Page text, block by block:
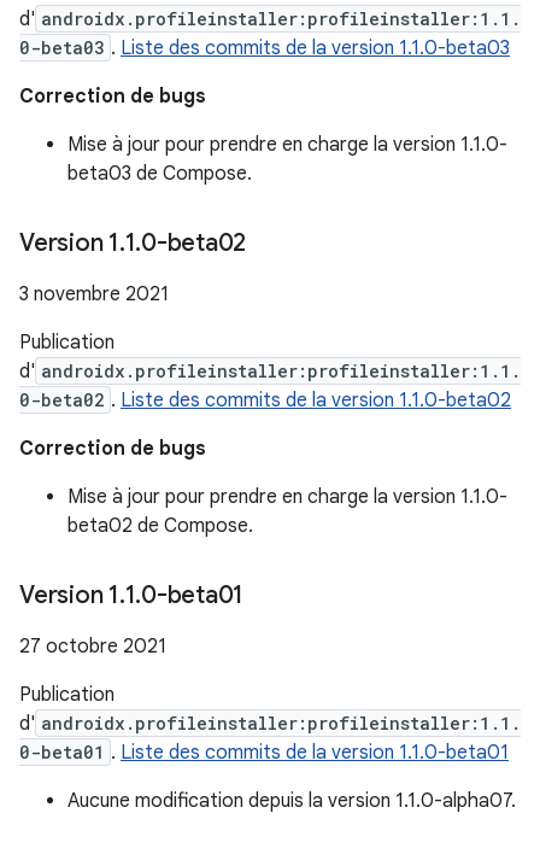
d' androidx.profileinstaller:profileinstaller:1.1.
0-beta03 . Liste des commits de la version 1.1.0-beta03
Correction de bugs
Mise à jour pour prendre en charge la version 1.1.0-
beta03 de Compose.
Version 1.1.0-beta02
3 novembre 2021
Publication
d' androidx.profileinstaller:profileinstaller:1.1.
0-beta02 . Liste des commits de la version 1.1.0-beta02
Correction de bugs
Mise à jour pour prendre en charge la version 1.1.0-
beta02 de Compose.
Version 1.1.0-beta01
27 octobre 2021
Publication
d' androidx.profileinstaller:profileinstaller:1.1.
0-beta01 . Liste des commits de la version 1.1.0-beta01
Aucune modification depuis la version 1.1.0-alpha07.